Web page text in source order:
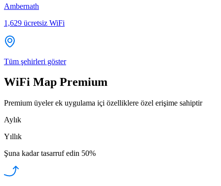
Ambernath
1,629 ücretsiz WiFi
Tüm şehirleri göster
WiFi Map Premium
Premium üyeler ek uygulama içi özelliklere özel erişime sahiptir
Aylık
Yıllık
Şuna kadar tasarruf edin 50%